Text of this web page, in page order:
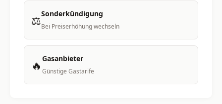
⚖️Sonderkündigung
Bei Preiserhöhung wechseln
🔥 Gasanbieter
Günstige Gastarife